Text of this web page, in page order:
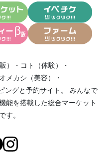
） ・ コト（体験）
・
オメカシ（美容）
・
ングと予約サイト。
みんなで
能を搭載した総合マーケット
す。